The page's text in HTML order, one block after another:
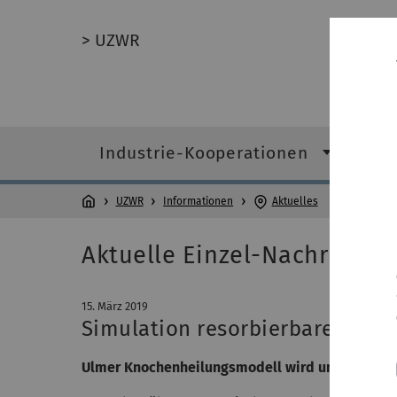
> UZWR
Industrie-Kooperationen
UZWR Informationen Aktuelles
Aktuelle Einzel-Nachricht
15. März 2019
Simulation resorbierbarer
Ulmer Knochenheilungsmodell wird um die